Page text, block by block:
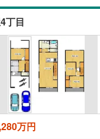
丁目
万円
阪堺電気軌道阪堺線(72
南海汐見橋線
13)
OsakaMetroニュートラ
北大阪急行電鉄
わかやま電鉄貴志川線